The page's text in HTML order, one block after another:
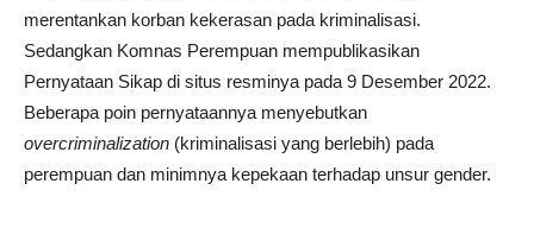
merentankan korban kekerasan pada kriminalisasi.
Sedangkan Komnas Perempuan mempublikasikan
Pernyataan Sikap di situs resminya pada 9 Desember 2022.
Beberapa poin pernyataannya menyebutkan
overcriminalization (kriminalisasi yang berlebih) pada
perempuan dan minimnya kepekaan terhadap unsur gender.